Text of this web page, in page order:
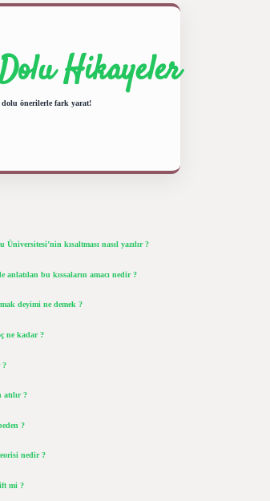
Hikayeler
önerilerle fark yarat!
kısaltması nasıl yazılır ?
anlatılan bu kıssaların amacı nedir ?
deyimi ne demek ?
ne kadar ?
?
?
?
nedir ?
mi ?